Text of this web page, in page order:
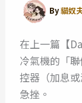
By貓奴
在上一篇【
冷氣機的「
控器（加息
急挫。